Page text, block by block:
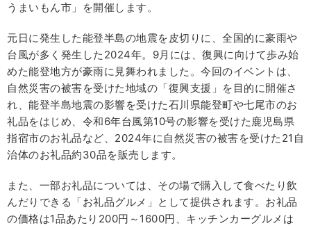
うまいもん市」を開催します。
元日に発生した能登半島の地震を皮切りに、全国的に豪雨や
台風が多く発生した2024年。9月には、復興に向けて歩み始
めた能登地方が豪雨に見舞われました。今回のイベントは、
自然災害の被害を受けた地域の「復興支援」を目的に開催さ
れ、能登半島地震の影響を受けた石川県能登町や七尾市のお
礼品をはじめ、令和6年台風第10号の影響を受けた鹿児島県
指宿市のお礼品など、2024年に自然災害の被害を受けた21自
治体のお礼品約30品を販売します。
また、一部お礼品については、その場で購入して食べたり飲
んだりできる「お礼品グルメ」として提供されます。お礼品
の価格は1品あたり200円～1600円、キッチンカーグルメは